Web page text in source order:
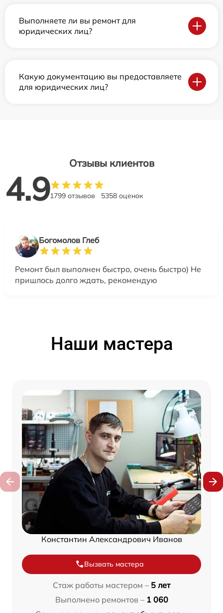
Выполняете ли вы ремонт для
юридических лиц?
Какую документацию вы предоставляете
для юридических лиц?
Отзывы клиентов
4.91799 отзывов 5358 оценок
Богомолов Глеб
Ремонт был выполнен быстро, очень быстро) Не
пришлось долго ждать, рекомендую
Наши мастера
Константин Александрович Иванов
Вызвать мастера
Стаж работы мастером – 5 лет
Выполнено ремонтов – 1 060